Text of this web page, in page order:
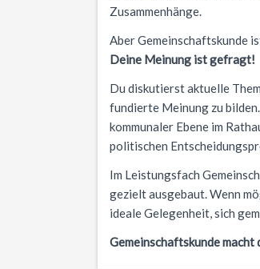
Zusammenhänge.
Aber Gemeinschaftskunde
Deine Meinung ist gefragt!
Du diskutierst aktuelle
fundierte Meinung zu
kommunaler Ebene im
politischen
Im Leistungsfach
gezielt ausgebaut. Wenn
ideale Gelegenheit, sich
Gemeinschaftskunde